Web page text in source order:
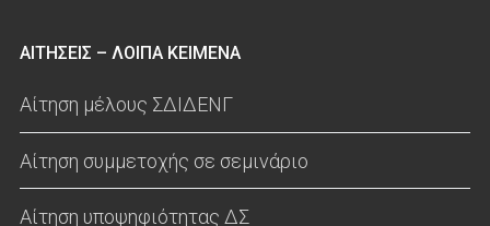
ΑΙΤΗΣΕΙΣ – ΛΟΙΠΑ ΚΕΙΜΕΝΑ
Αίτηση μέλους ΣΔΙΔΕΝΓ
Αίτηση συμμετοχής σε σεμινάριο
Αίτηση υποψηφιότητας ΔΣ